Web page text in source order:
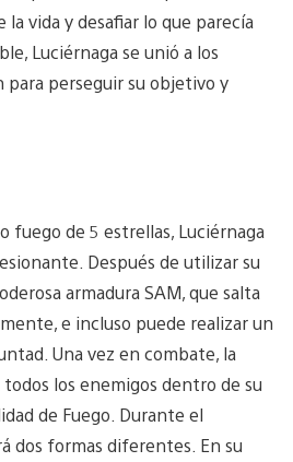
vida y desafiar lo que parecía
Luciérnaga se unió a los
para perseguir su objetivo y
fuego de 5 estrellas, Luciérnaga
Después de utilizar su
armadura SAM, que salta
e incluso puede realizar un
Una vez en combate, la
los enemigos dentro de su
de Fuego. Durante el
dos formas diferentes. En su